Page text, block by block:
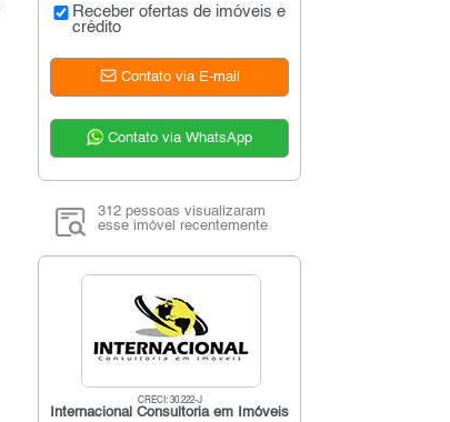
Receber ofertas de imóveis e
crédito
Contato via E-mail
Contato via WhatsApp
312 pessoas visualizaram
esse imóvel recentemente
CRECI: 30.222-J
Internacional Consultoria em Imóveis